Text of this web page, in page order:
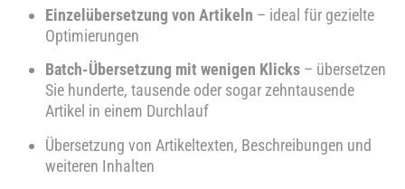
Einzelübersetzung von Artikeln – ideal für gezielte
Optimierungen
Batch-Übersetzung mit wenigen Klicks – übersetzen
Sie hunderte, tausende oder sogar zehntausende
Artikel in einem Durchlauf
Übersetzung von Artikeltexten, Beschreibungen und
weiteren Inhalten